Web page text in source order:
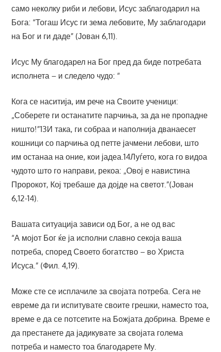
само неколку риби и лебови, Исус заблагодарил на
Бога: “Тогаш Исус ги зема лебовите, Му заблагодари
на Бог и ги даде” (Јован 6,11).
Исус Му благодарел на Бог пред да биде потребата
исполнета – и следело чудо: “
Кога се наситија, им рече на Своите ученици:
„Соберете ги останатите парчиња, за да не пропадне
ништо!”13И така, ги собраа и наполнија дванаесет
кошници со парчиња од петте јачмени лебови, што
им останаа на оние, кои јадеа.14Луѓето, кога го видоа
чудото што го направи, рекоа: „Овој е навистина
Пророкот, Кој требаше да дојде на светот.”(Јован
6,12-14).
Вашата ситуација зависи од Бог, а не од вас
“А мојот Бог ќе ја исполни славно секоја ваша
потреба, според Своето богатство – во Христа
Исуса.” (Фил. 4,19).
Може сте се исплачиле за својата потреба. Сега не
евреме да ги испитувате своите грешки, наместо тоа,
време е да се потсетите на Божјата добрина. Време е
да престанете да јадикувате за својата голема
потреба и наместо тоа благодарете Му.